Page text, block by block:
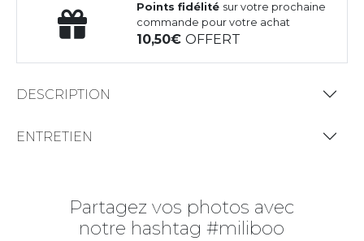
Points fidélité sur votre prochaine
commande pour votre achat
10,50OFFERT
DESCRIPTION
ENTRETIEN
Partagez vos photos avec
notre hashtag #miliboo